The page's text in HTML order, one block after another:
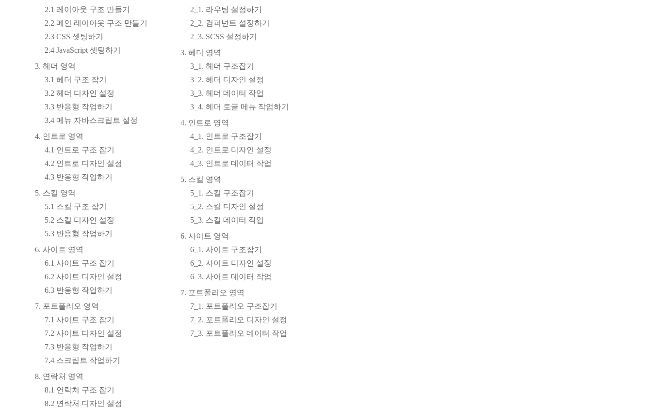
2.1 레이아웃 구조 만들기
2.2 메인 레이아웃 구조 만들기
2.3 CSS 셋팅하기
2.4 JavaScript 셋팅하기
3. 헤더 영역
3.1 헤더 구조 잡기
3.2 헤더 디자인 설정
3.3 반응형 작업하기
3.4 메뉴 자바스크립트 설정
4. 인트로 영역
4.1 인트로 구조 잡기
4.2 인트로 디자인 설정
4.3 반응형 작업하기
5. 스킬 영역
5.1 스킬 구조 잡기
5.2 스킬 디자인 설정
5.3 반응형 작업하기
6. 사이트 영역
6.1 사이트 구조 잡기
6.2 사이트 디자인 설정
6.3 반응형 작업하기
7. 포트폴리오 영역
7.1 사이트 구조 잡기
7.2 사이트 디자인 설정
7.3 반응형 작업하기
7.4 스크립트 작업하기
8. 연락처 영역
8.1 연락처 구조 잡기
8.2 연락처 디자인 설정
2_1. 라우팅 설정하기
2_2. 컴퍼넌트 설정하기
2_3. SCSS 설정하기
3. 헤더 영역
3_1. 헤더 구조잡기
3_2. 헤더 디자인 설정
3_3. 헤더 데이터 작업
3_4. 헤더 토글 메뉴 작업하기
4. 인트로 영역
4_1. 인트로 구조잡기
4_2. 인트로 디자인 설정
4_3. 인트로 데이터 작업
5. 스킬 영역
5_1. 스킬 구조잡기
5_2. 스킬 디자인 설정
5_3. 스킬 데이터 작업
6. 사이트 영역
6_1. 사이트 구조잡기
6_2. 사이트 디자인 설정
6_3. 사이트 데이터 작업
7. 포트폴리오 영역
7_1. 포트폴리오 구조잡기
7_2. 포트폴리오 디자인 설정
7_3. 포트폴리오 데이터 작업